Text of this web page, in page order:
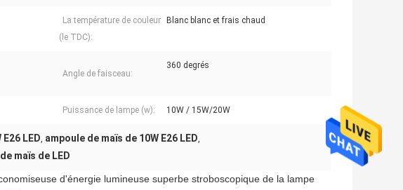
La température de couleur
(le TDC):
Blanc blanc et frais chaud
Angle de faisceau:
360 degrés
Puissance de lampe (w): 10W / 15W/20W
LED, ampoule de maïs de 10W E26 LED,
maïs de LED
d'énergie lumineuse superbe stroboscopique de la lampe